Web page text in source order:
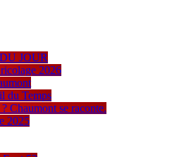
JOUR
2026
du Temps
Chaumont se raconte.
2025